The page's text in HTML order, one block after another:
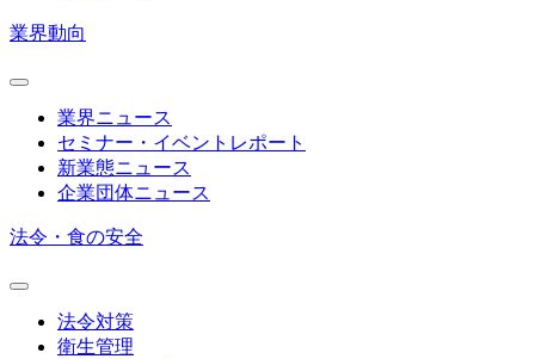
業界動向
業界ニュース
セミナー・イベントレポート
新業態ニュース
企業団体ニュース
法令・食の安全
法令対策
衛生管理